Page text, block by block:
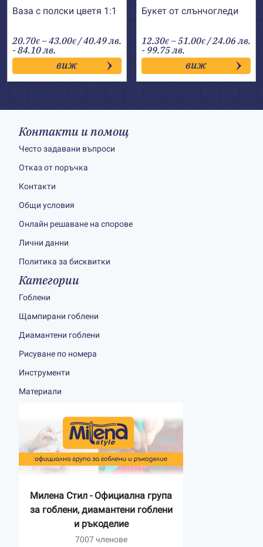
Ваза с полски цветя 1:1
20.70€ –43.00€Price
range:
20.70€
through
43.00€
/ 40.49 лв.
- 84.10 лв.
виж
Букет от слънчогледи
12.30€ –51.00€Price
range:
12.30€
through
51.00€
/ 24.06 лв.
- 99.75 лв.
виж
Контакти и помощ
Често задавани въпроси
Отказ от поръчка
Контакти
Общи условия
Онлайн решаване на спорове
Лични данни
Политика за бисквитки
Категории
Гоблени
Щампирани гоблени
Диамантени гоблени
Рисуване по номера
Инструменти
Материали
Милена Стил - Официална група
за гоблени, диамантени гоблени
и ръкоделие
7007 членове